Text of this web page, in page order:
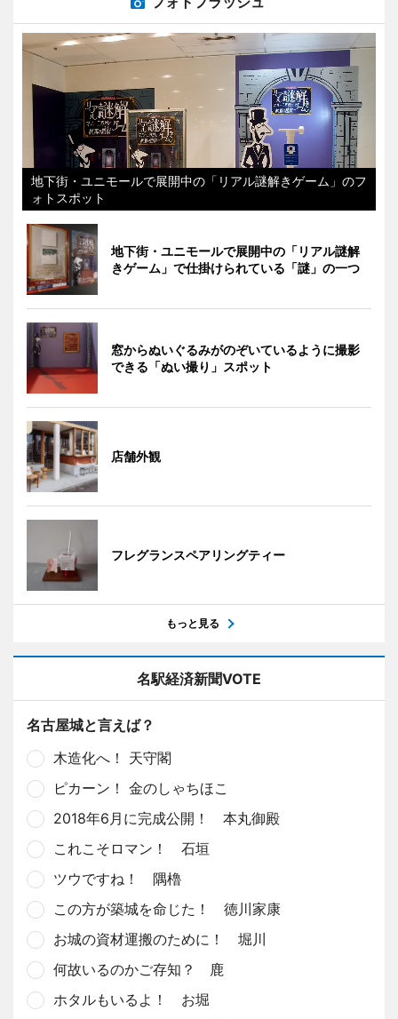
地下街・ユニモールで展開中の「リアル謎解きゲーム」のフ
ォトスポット
地下街・ユニモールで展開中の「リアル謎解
きゲーム」で仕掛けられている「謎」の一つ
窓からぬいぐるみがのぞいているように撮影
できる「ぬい撮り」スポット
店舗外観
フレグランスペアリングティー
もっと見る
名駅経済新聞VOTE
名古屋城と言えば？
木造化へ！ 天守閣
ピカーン！ 金のしゃちほこ
2018年6月に完成公開！ 本丸御殿
これこそロマン！ 石垣
ツウですね！ 隅櫓
この方が築城を命じた！ 徳川家康
お城の資材運搬のために！ 堀川
何故いるのかご存知？ 鹿
ホタルもいるよ！ お堀